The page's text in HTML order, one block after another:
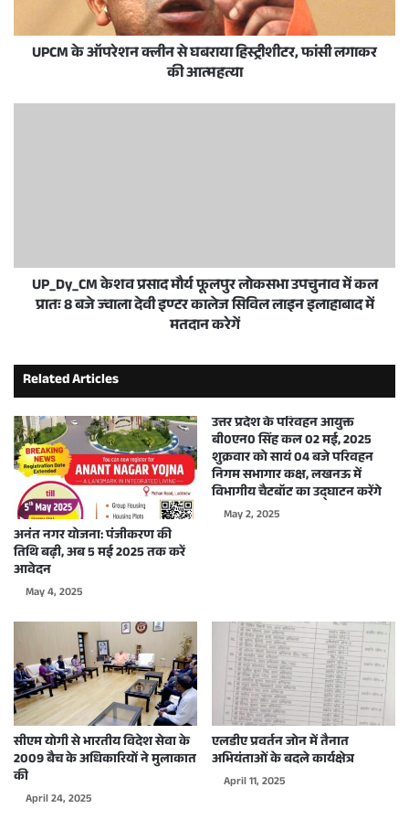
UPCM के ऑपरेशन क्लीन से घबराया हिस्ट्रीशीटर, फांसी लगाकर
की आत्महत्या
UP_Dy_CM केशव प्रसाद मौर्य फूलपुर लोकसभा उपचुनाव में कल
प्रातः 8 बजे ज्वाला देवी इण्टर कालेज सिविल लाइन इलाहाबाद में
मतदान करेगें
Related Articles
अनंत नगर योजना: पंजीकरण की
तिथि बढ़ी, अब 5 मई 2025 तक करें
आवेदन
May 4, 2025
उत्तर प्रदेश के परिवहन आयुक्त
बी0एन0 सिंह कल 02 मई, 2025
शुक्रवार को सायं 04 बजे परिवहन
निगम सभागार कक्ष, लखनऊ में
विभागीय चैटबॉट का उद्घाटन करेंगे
May 2, 2025
सीएम योगी से भारतीय विदेश सेवा के
2009 बैच के अधिकारियों ने मुलाकात
की
April 24, 2025
एलडीए प्रवर्तन जोन में तैनात
अभियंताओं के बदले कार्यक्षेत्र
April 11, 2025